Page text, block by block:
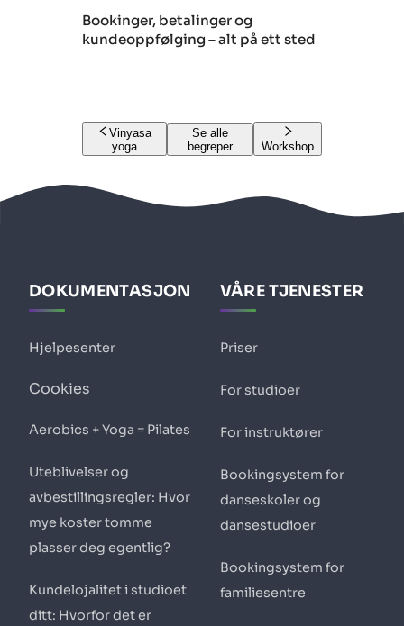
Bookinger, betalinger og
kundeoppfølging – alt på ett sted
Vinyasa
yoga
Se alle
begreper
Workshop
DOKUMENTASJON
Hjelpesenter
Cookies
Aerobics + Yoga = Pilates
Uteblivelser og
avbestillingsregler: Hvor
mye koster tomme
plasser deg egentlig?
Kundelojalitet i studioet
ditt: Hvorfor det er
VÅRE TJENESTER
Priser
For studioer
For instruktører
Bookingsystem for
danseskoler og
dansestudioer
Bookingsystem for
familiesentre